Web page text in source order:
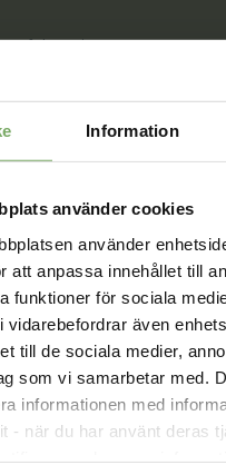
Information
använder cookies
använder
att anpassa innehållet till
funktioner för sociala
vidarebefordrar även
till de sociala medier,
som vi samarbetar med.
informationen med
- när du har använt deras
5 februari
Årsmöte
Arbetshälsa och ergonomi